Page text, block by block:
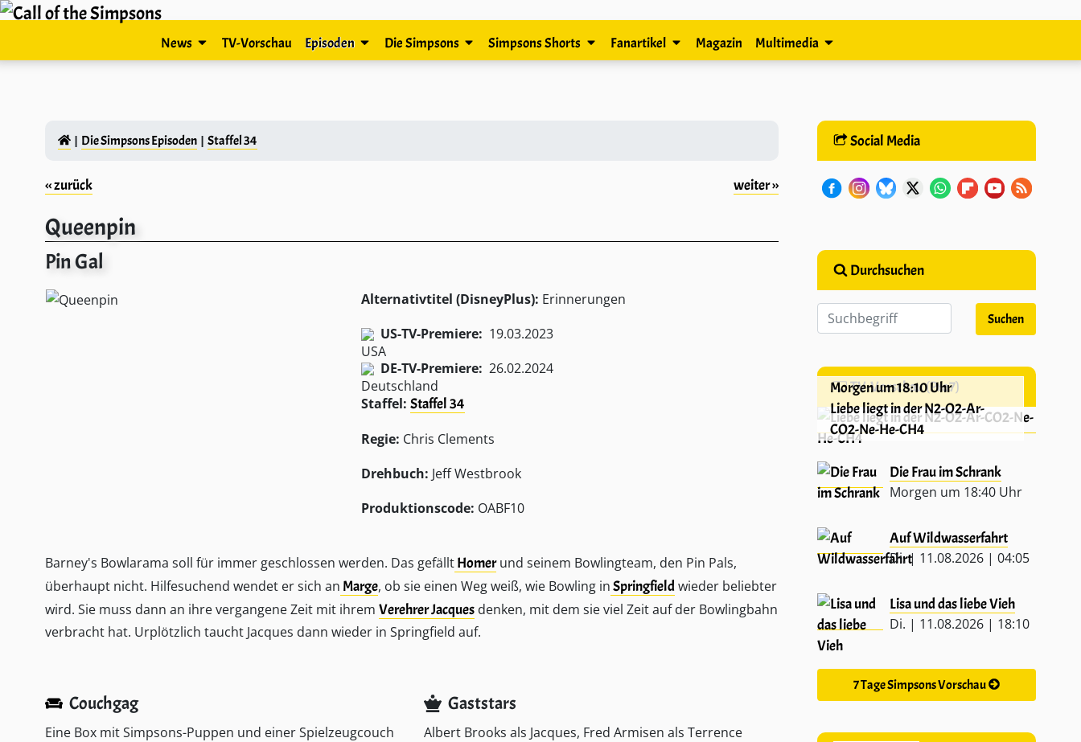
News TV-Vorschau Episoden Die Simpsons Simpsons Shorts Fanartikel Magazin Multimedia
Die Simpsons Episoden Staffel 34
‹‹ zurück weiter ››
Queenpin
Pin Gal
Alternativtitel (DisneyPlus): Erinnerungen
US-TV-Premiere: 19.03.2023
DE-TV-Premiere: 26.02.2024
Staffel: Staffel 34
Regie: Chris Clements
Drehbuch: Jeff Westbrook
Produktionscode: OABF10
Barney's Bowlarama soll für immer geschlossen werden. Das gefälltHomerund seinem Bowlingteam, den Pin Pals,
überhaupt nicht. Hilfesuchend wendet er sich an Marge, ob sie einen Weg weiß, wie Bowling inSpringfieldwieder beliebter
wird. Sie muss dann an ihre vergangene Zeit mit ihrem Verehrer Jacques denken, mit dem sie viel Zeit auf der Bowlingbahn
verbracht hat. Urplötzlich taucht Jacques dann wieder in Springfield auf.
Couchgag
Eine Box mit Simpsons-Puppen und einer Spielzeugcouch
Gaststars
Albert Brooks als Jacques, Fred Armisen als Terrence
Social Media
Durchsuchen
TV-Vorschau (Pro7)
Morgen um 18:10 Uhr
Liebe liegt in der N2-O2-Ar-
CO2-Ne-He-CH4
Die Frau im Schrank
Morgen um 18:40 Uhr
Auf Wildwasserfahrt
Di. | 11.08.2026 | 04:05
Lisa und das liebe Vieh
Di. | 11.08.2026 | 18:10
7 Tage Simpsons Vorschau